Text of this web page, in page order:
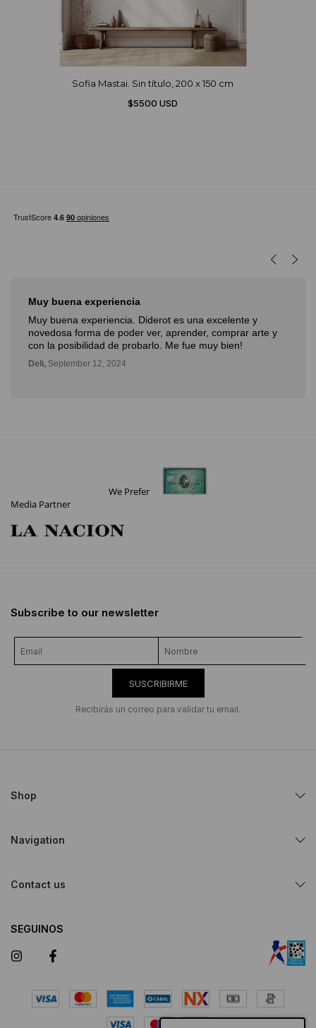
Sofia Mastai. Sin título, 200 x 150 cm
$5500 USD
Muy buena experiencia
Muy buena experiencia. Diderot es una excelente y
novedosa forma de poder ver, aprender, comprar arte y
con la posibilidad de probarlo. Me fue muy bien!
Deli, September 12, 2024
We Prefer
Media Partner
Subscribe to our newsletter
SUSCRIBIRME
Recibirás un correo para validar tu email.
Shop
Navigation
Contact us
SEGUINOS